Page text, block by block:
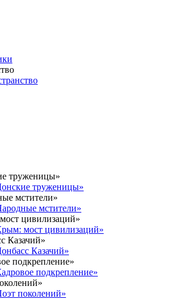
труженицы»
труженицы»
мстители»
мстители»
цивилизаций»
мост цивилизаций»
Казачий»
Казачий»
подкрепление»
подкрепление»
поколений»